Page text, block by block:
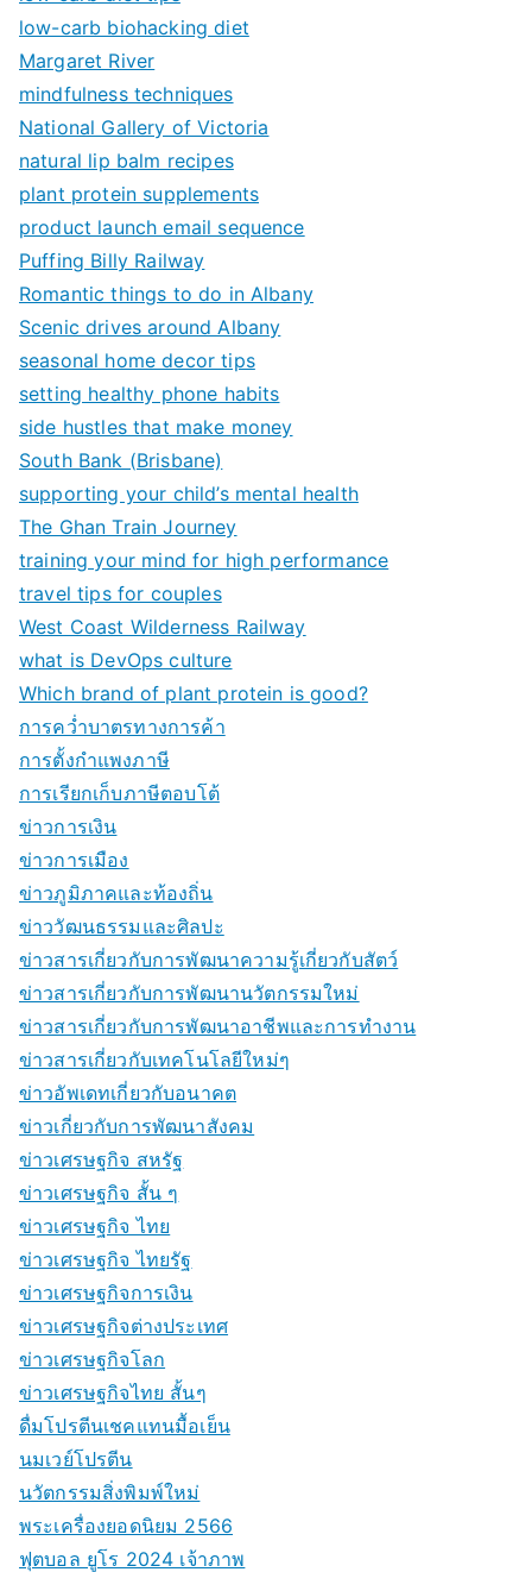
low-carb biohacking diet
Margaret River
mindfulness techniques
National Gallery of Victoria
natural lip balm recipes
plant protein supplements
product launch email sequence
Puffing Billy Railway
Romantic things to do in Albany
Scenic drives around Albany
seasonal home decor tips
setting healthy phone habits
side hustles that make money
South Bank (Brisbane)
supporting your child’s mental health
The Ghan Train Journey
training your mind for high performance
travel tips for couples
West Coast Wilderness Railway
what is DevOps culture
Which brand of plant protein is good?
การคว่ำบาตรทางการค้า
การตั้งกำแพงภาษี
การเรียกเก็บภาษีตอบโต้
ข่าวการเงิน
ข่าวการเมือง
ข่าวภูมิภาคและท้องถิ่น
ข่าววัฒนธรรมและศิลปะ
ข่าวสารเกี่ยวกับการพัฒนาความรู้เกี่ยวกับสัตว์
ข่าวสารเกี่ยวกับการพัฒนานวัตกรรมใหม่
ข่าวสารเกี่ยวกับการพัฒนาอาชีพและการทำงาน
ข่าวสารเกี่ยวกับเทคโนโลยีใหม่ๆ
ข่าวอัพเดทเกี่ยวกับอนาคต
ข่าวเกี่ยวกับการพัฒนาสังคม
ข่าวเศรษฐกิจ สหรัฐ
ข่าวเศรษฐกิจ สั้น ๆ
ข่าวเศรษฐกิจ ไทย
ข่าวเศรษฐกิจ ไทยรัฐ
ข่าวเศรษฐกิจการเงิน
ข่าวเศรษฐกิจต่างประเทศ
ข่าวเศรษฐกิจโลก
ข่าวเศรษฐกิจไทย สั้นๆ
ดื่มโปรตีนเชคแทนมื้อเย็น
นมเวย์โปรตีน
นวัตกรรมสิ่งพิมพ์ใหม่
พระเครื่องยอดนิยม 2566
ฟุตบอล ยูโร 2024 เจ้าภาพ